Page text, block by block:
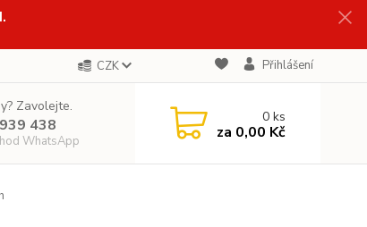
CZK Přihlášení
Zavolejte.
438
WhatsApp
0ks
za 0,00 Kč